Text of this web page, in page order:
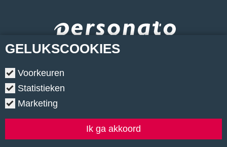
GELUKSCOOKIES
Voorkeuren
Statistieken
Marketing
Ik ga akkoord
Copyright © 2026.
Privacyverklaring • Cookiebeleid • Klachtenregeling